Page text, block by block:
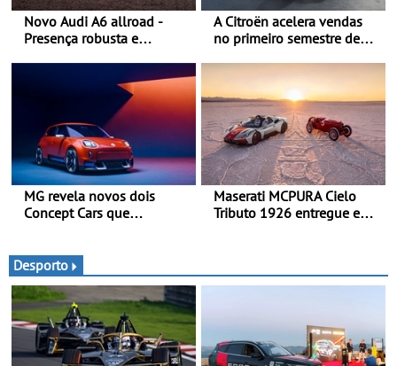
Novo Audi A6 allroad -
Presença robusta e
combinada com elementos
de design específicos da
versão allroad
A Citroën acelera vendas
no primeiro semestre de
renovada, uma dinâmica
confirmada
MG revela novos dois
Concept Cars que
avançada - No Goodwood
Festival of Speed 2026
Maserati MCPURA Cielo
Tributo 1926 entregue em
Desporto